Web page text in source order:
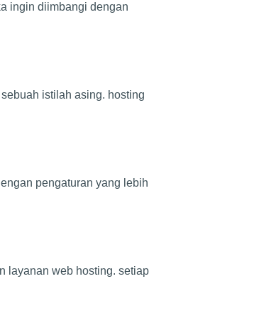
ingin diimbangi dengan
istilah asing. hosting
pengaturan yang lebih
layanan web hosting. setiap